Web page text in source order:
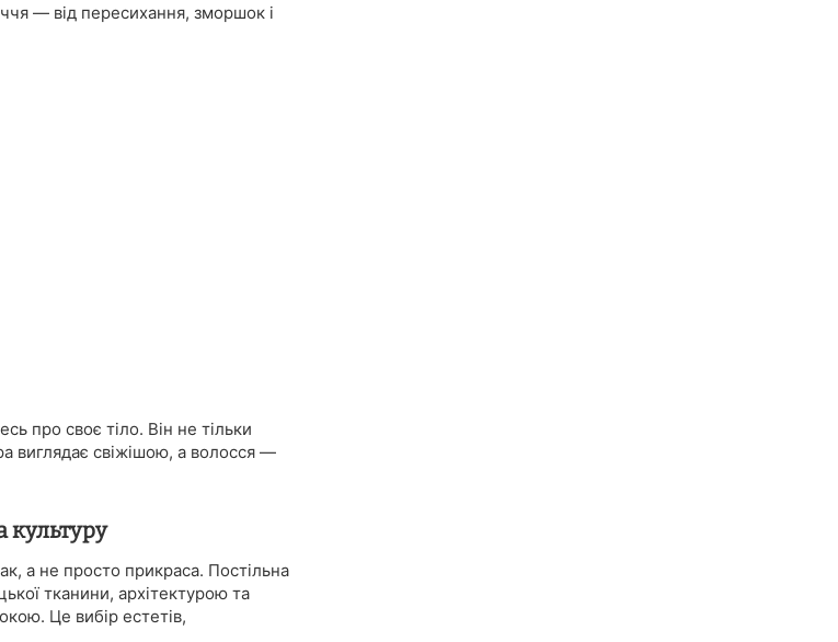
— від пересихання, зморшок і
про своє тіло. Він не тільки
виглядає свіжішою, а волосся —
культуру
а не просто прикраса. Постільна
тканини, архітектурою та
Це вибір естетів,